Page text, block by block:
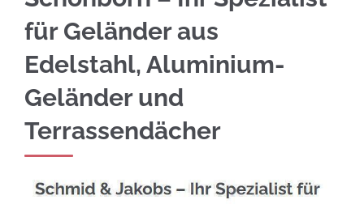
für Geländer aus
Edelstahl, Aluminium-
Geländer und
Terrassendächer